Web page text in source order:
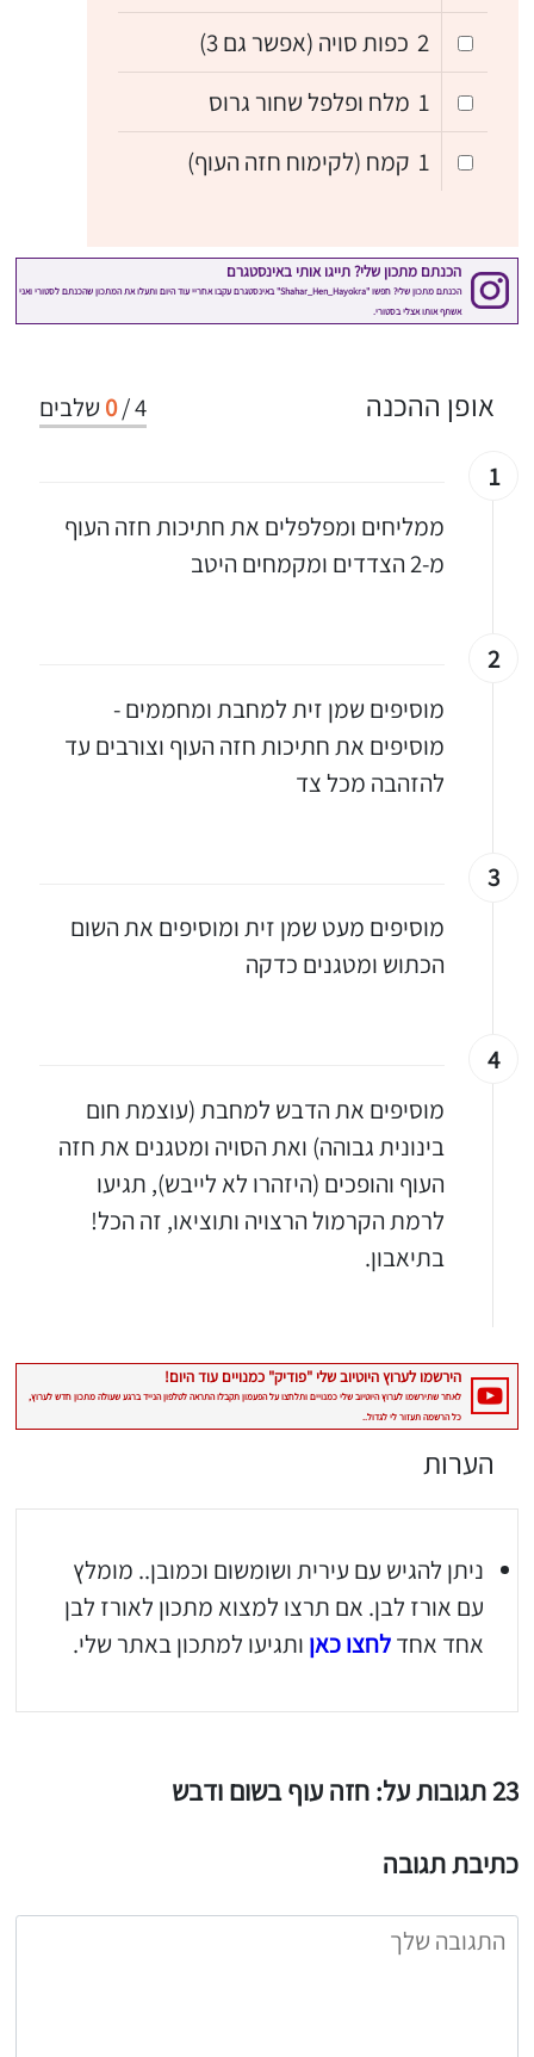
2 כפות סויה (אפשר גם 3)
1 מלח ופלפל שחור גרוס
1 קמח (לקימוח חזה העוף)
אותי באינסטגרם
הכנתם מתכון שלי? חפשו "Shahar_Hen_Hayokra" באינסטגרם עקבו אחריי עוד היום ותעלו את המתכון שהכנתם לסטורי ואני
4
/
0 שלבים אופן ההכנה
1
ממליחים ומפלפלים את חתיכות חזה העוף
מ-2 הצדדים ומקמחים היטב
2
מוסיפים שמן זית למחבת ומחממים -
מוסיפים את חתיכות חזה העוף וצורבים עד
להזהבה מכל צד
3
מוסיפים מעט שמן זית ומוסיפים את השום
הכתוש ומטגנים כדקה
4
מוסיפים את הדבש למחבת (עוצמת חום
בינונית גבוהה) ואת הסויה ומטגנים את חזה
העוף והופכים (היזהרו לא לייבש), תגיעו
לרמת הקרמול הרצויה ותוציאו, זה הכל!
בתיאבון.
הערות
ניתן להגיש עם עירית ושומשום וכמובן.. מומלץ
עם אורז לבן. אם תרצו למצוא מתכון לאורז לבן
אחד אחדלחצו כאן ותגיעו למתכון באתר שלי.
23 תגובות על: חזה עוף בשום ודבש
כתיבת תגובה